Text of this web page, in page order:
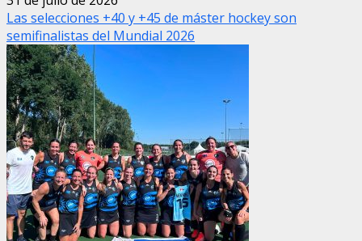
Las selecciones +40 y +45 de máster hockey son
semifinalistas del Mundial 2026